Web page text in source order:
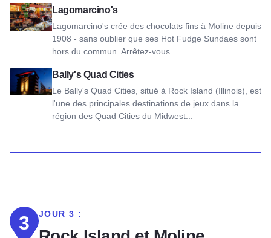
Lagomarcino's
Lagomarcino's crée des chocolats fins à Moline depuis
1908 - sans oublier que ses Hot Fudge Sundaes sont
hors du commun. Arrêtez-vous...
Voir Lagomarcino's
Bally's Quad Cities
Le Bally's Quad Cities, situé à Rock Island (Illinois), est
l'une des principales destinations de jeux dans la
région des Quad Cities du Midwest...
Voir Bally's Quad Cities
3 JOUR 3 :